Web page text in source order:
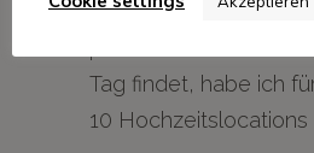
entscheiden zu dürfen.
Tag findet, habe ich
10 Hochzeitslocations